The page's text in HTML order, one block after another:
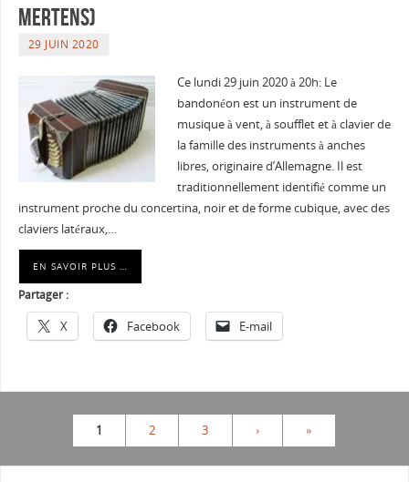
Mertens)
29 JUIN 2020
Ce lundi 29 juin 2020 à 20h: Le
bandonéon est un instrument de
musique à vent, à soufflet et à clavier de
la famille des instruments à anches
libres, originaire d’Allemagne. Il est
traditionnellement identifié comme un
instrument proche du concertina, noir et de forme cubique, avec des
claviers latéraux,…
EN SAVOIR PLUS …
Partager :
X Facebook E-mail
1 2 3 › »